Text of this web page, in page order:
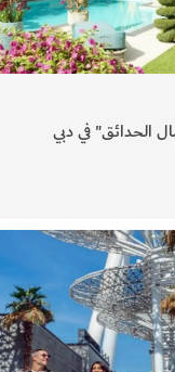
الحدائق" في دبي